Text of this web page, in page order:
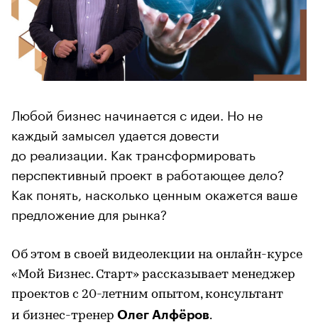
Любой бизнес начинается с идеи. Но не
каждый замысел удается довести
до реализации. Как трансформировать
перспективный проект в работающее дело?
Как понять, насколько ценным окажется ваше
предложение для рынка?
Об этом в своей видеолекции на онлайн-курсе
«Мой Бизнес. Старт» рассказывает менеджер
проектов с 20-летним опытом, консультант
и бизнес-тренер Олег Алфёров.